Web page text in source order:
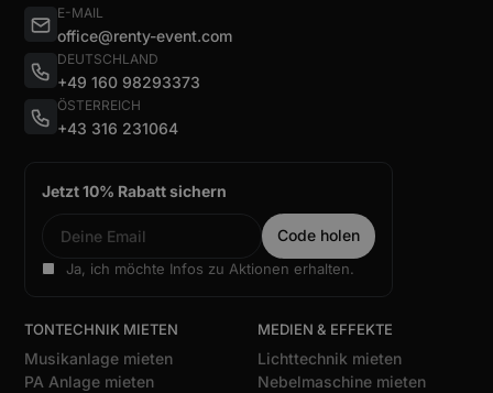
E-MAIL
office@renty-event.com
DEUTSCHLAND
+49 160 98293373
ÖSTERREICH
+43 316 231064
Jetzt 10% Rabatt sichern
Ja, ich möchte Infos zu Aktionen erhalten.
TONTECHNIK MIETEN
Musikanlage mieten
PA Anlage mieten
MEDIEN & EFFEKTE
Lichttechnik mieten
Nebelmaschine mieten